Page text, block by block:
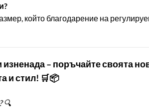
който благодарение на
изненада – поръчайте своята
и стил! 🛒📦
🔍